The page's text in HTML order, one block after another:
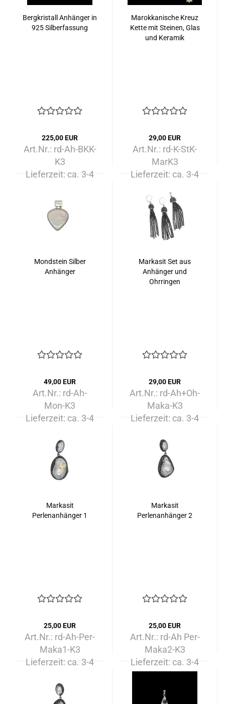
Bergkristall Anhänger in
925 Silberfassung
225,00 EUR
Art.Nr.: rd-Ah-BKK-
K3
Lieferzeit: ca. 3-4
Marokkanische Kreuz
Kette mit Steinen, Glas
und Keramik
29,00 EUR
Art.Nr.: rd-K-StK-
MarK3
Lieferzeit: ca. 3-4
Mondstein Silber
Anhänger
49,00 EUR
Art.Nr.: rd-Ah-
Mon-K3
Lieferzeit: ca. 3-4
Markasit Set aus
Anhänger und
Ohrringen
29,00 EUR
Art.Nr.: rd-Ah+Oh-
Maka-K3
Lieferzeit: ca. 3-4
Markasit
Perlenanhänger 1
25,00 EUR
Art.Nr.: rd-Ah-Per-
Maka1-K3
Lieferzeit: ca. 3-4
Markasit
Perlenanhänger 2
25,00 EUR
Art.Nr.: rd-Ah Per-
Maka2-K3
Lieferzeit: ca. 3-4
Tage